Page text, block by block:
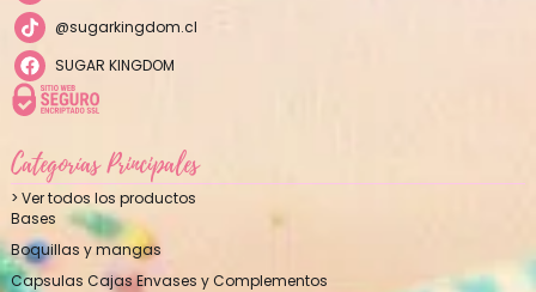
@sugarkingdom.cl
SUGAR KINGDOM
Categorías Principales
> Ver todos los productos
Bases
Boquillas y mangas
Capsulas Cajas Envases y Complementos